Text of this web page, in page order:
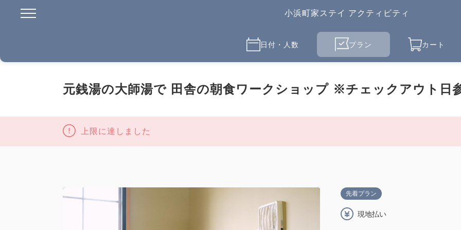
小浜町家ステイ アクティビティ
日付・人数 プラン カート
元銭湯の大師湯で 田舎の朝食ワークショップ ※チェックアウト日
上限に達しました
先着プラン
現地払い